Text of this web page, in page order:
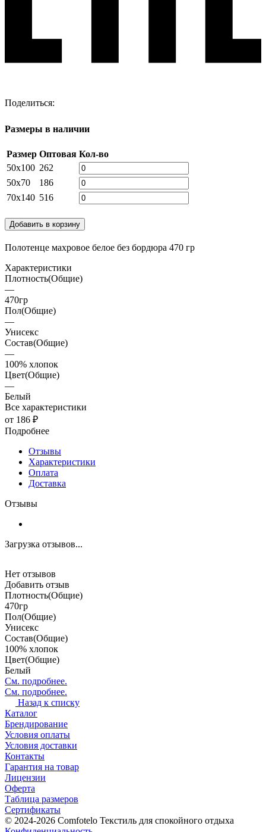
Поделиться:
Размеры в наличии
Размер Оптовая Кол-во
50х100 262
50х70
186
70х140 516
Добавить в корзину
Полотенце махровое белое без бордюра 470 гр
Характеристики
Плотность(Общие)
—
470гр
Пол(Общие)
—
Унисекс
Состав(Общие)
—
100% хлопок
Цвет(Общие)
—
Белый
Все характеристики
от 186 ₽
Подробнее
Отзывы
Характеристики
Оплата
Доставка
Отзывы
Загрузка отзывов...
Нет отзывов
Добавить отзыв
Плотность(Общие)
470гр
Пол(Общие)
Унисекс
Состав(Общие)
100% хлопок
Цвет(Общие)
Белый
См. подробнее.
См. подробнее.
Назад к списку
Каталог
Брендирование
Условия оплаты
Условия доставки
Контакты
Гарантия на товар
Лицензии
Оферта
Таблица размеров
Сертификаты
© 2024-2026 Comfotelo Текстиль для спокойного отдыха